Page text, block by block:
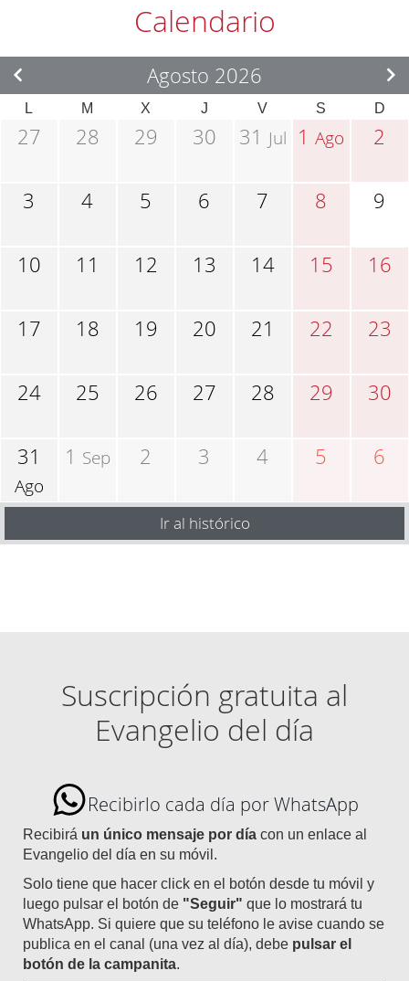
Calendario
Agosto 2026
L M X J V S D
27 28 29 30 31 Jul 1Ago 2
3 4 5 6 7 8 9
10 11 12 13 14 15 16
17 18 19 20 21 22 23
24 25 26 27 28 29 30
31
Ago
1 Sep 2 3 4 5 6
Ir al histórico
Suscripción gratuita al
Evangelio del día
Recibirlo cada día por WhatsApp
Recibirá un único mensaje por día con un enlace al
Evangelio del día en su móvil.
Solo tiene que hacer click en el botón desde tu móvil y
luego pulsar el botón de "Seguir" que lo mostrará tu
WhatsApp. Si quiere que su teléfono le avise cuando se
publica en el canal (una vez al día), debe pulsar el
botón de la campanita.